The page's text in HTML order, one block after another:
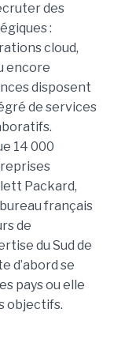
des
:
cloud,
encore
disposent
de services
14 000
Packard,
français
de
du Sud de
d’abord se
pays ou elle
objectifs.